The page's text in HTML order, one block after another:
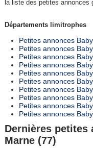
la liste des petites annonces
Départements limitrophes
Petites annonces
Petites annonces
Petites annonces
Petites annonces
Petites annonces
Petites annonces
Petites annonces
Petites annonces
Petites annonces
Petites annonces
Dernières petites
Marne (77)